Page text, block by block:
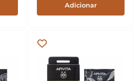
Adicionar